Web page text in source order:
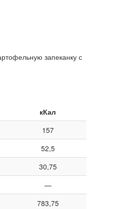
запеканку с
кКал
157
52,5
30,75
—
783,75